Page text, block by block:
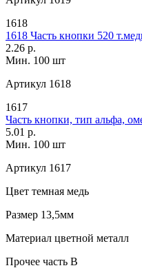
1618
1618 Часть кнопки 520
2.26 р.
Мин. 100 шт
Артикул 1618
1617
Часть кнопки, тип альфа,
5.01 р.
Мин. 100 шт
Артикул 1617
Цвет темная медь
Размер 13,5мм
Материал цветной металл
Прочее часть B